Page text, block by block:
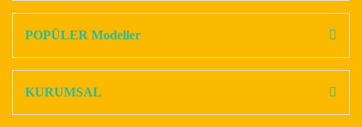
POPÜLER Modeller
KURUMSAL